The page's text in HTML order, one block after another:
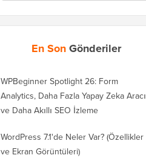
En SonGönderiler
WPBeginner Spotlight 26: Form
Analytics, Daha Fazla Yapay Zeka Aracı
ve Daha Akıllı SEO İzleme
WordPress 7.1'de Neler Var? (Özellikler
ve Ekran Görüntüleri)